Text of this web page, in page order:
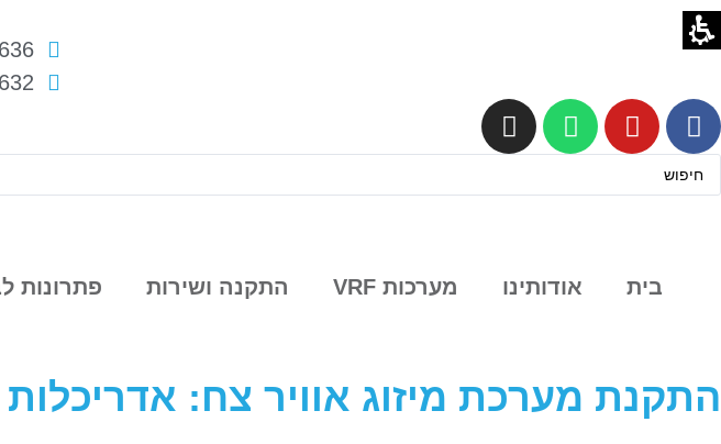
בית אודותינו מערכות VRF התקנה ושירות פתרונות
התקנת מערכת מיזוג אוויר צח: אדריכלות